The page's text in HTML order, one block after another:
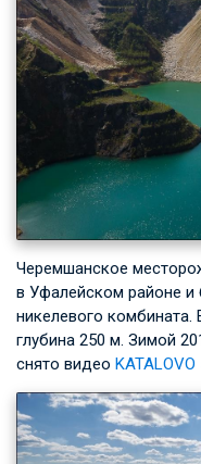
Черемшанское
в Уфалейском районе
никелевого комбината.
глубина 250 м. Зимой
снято видео